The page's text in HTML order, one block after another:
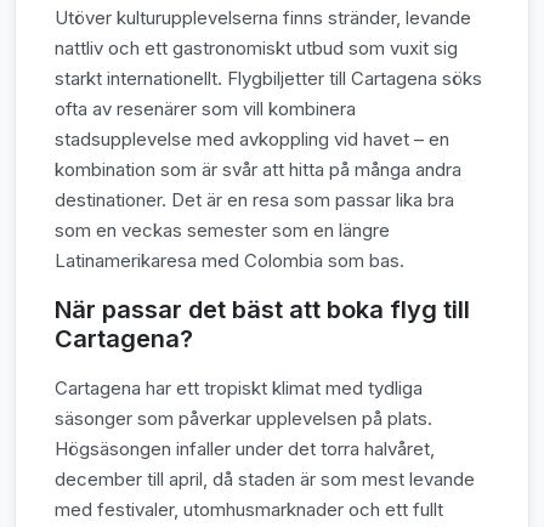
Utöver kulturupplevelserna finns stränder, levande
nattliv och ett gastronomiskt utbud som vuxit sig
starkt internationellt. Flygbiljetter till Cartagena söks
ofta av resenärer som vill kombinera
stadsupplevelse med avkoppling vid havet – en
kombination som är svår att hitta på många andra
destinationer. Det är en resa som passar lika bra
som en veckas semester som en längre
Latinamerikaresa med Colombia som bas.
När passar det bäst att boka flyg till
Cartagena?
Cartagena har ett tropiskt klimat med tydliga
säsonger som påverkar upplevelsen på plats.
Högsäsongen infaller under det torra halvåret,
december till april, då staden är som mest levande
med festivaler, utomhusmarknader och ett fullt